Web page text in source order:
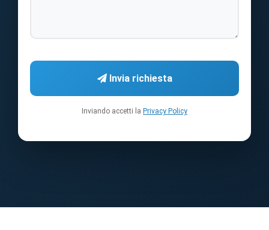
Invia richiesta
Inviando accetti la Privacy Policy